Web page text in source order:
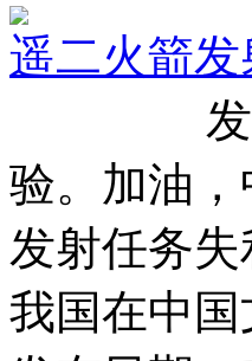
遥二火箭
发展的
验。加油
发射任务
我国在中